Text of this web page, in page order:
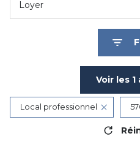
Loyer
Voir les 1
Local professionnel